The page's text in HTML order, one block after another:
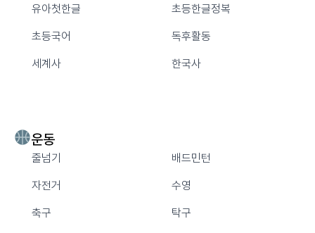
유아첫한글 초등한글정복
초등국어 독후활동
세계사 한국사
운동
줄넘기 배드민턴
자전거 수영
축구 탁구